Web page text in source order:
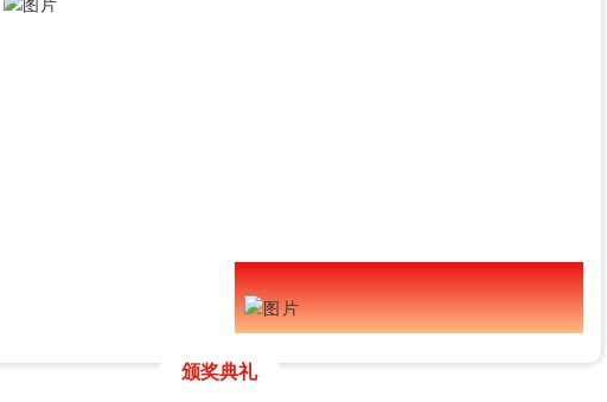
颁奖典礼